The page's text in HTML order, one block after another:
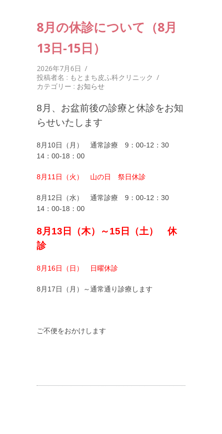
8月の休診について（8月
13日‐15日）
2026年7月6日 /
投稿者名 : もとまち皮ふ科クリニック /
カテゴリー : お知らせ
8月、お盆前後の診療と休診をお知
らせいたします
8月10日（月） 通常診療 9：00-12：30
14：00-18：00
8月11日（火） 山の日 祭日休診
8月12日（水） 通常診療 9：00-12：30
14：00-18：00
8月13日（木）～15日（土） 休
診
8月16日（日） 日曜休診
8月17日（月）～通常通り診療します
ご不便をおかけします